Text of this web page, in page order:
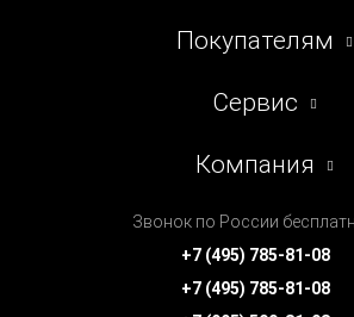
Покупателям
Сервис
Компания
Звонок по России
+7 (495) 785-81-08
+7 (495) 785-81-08